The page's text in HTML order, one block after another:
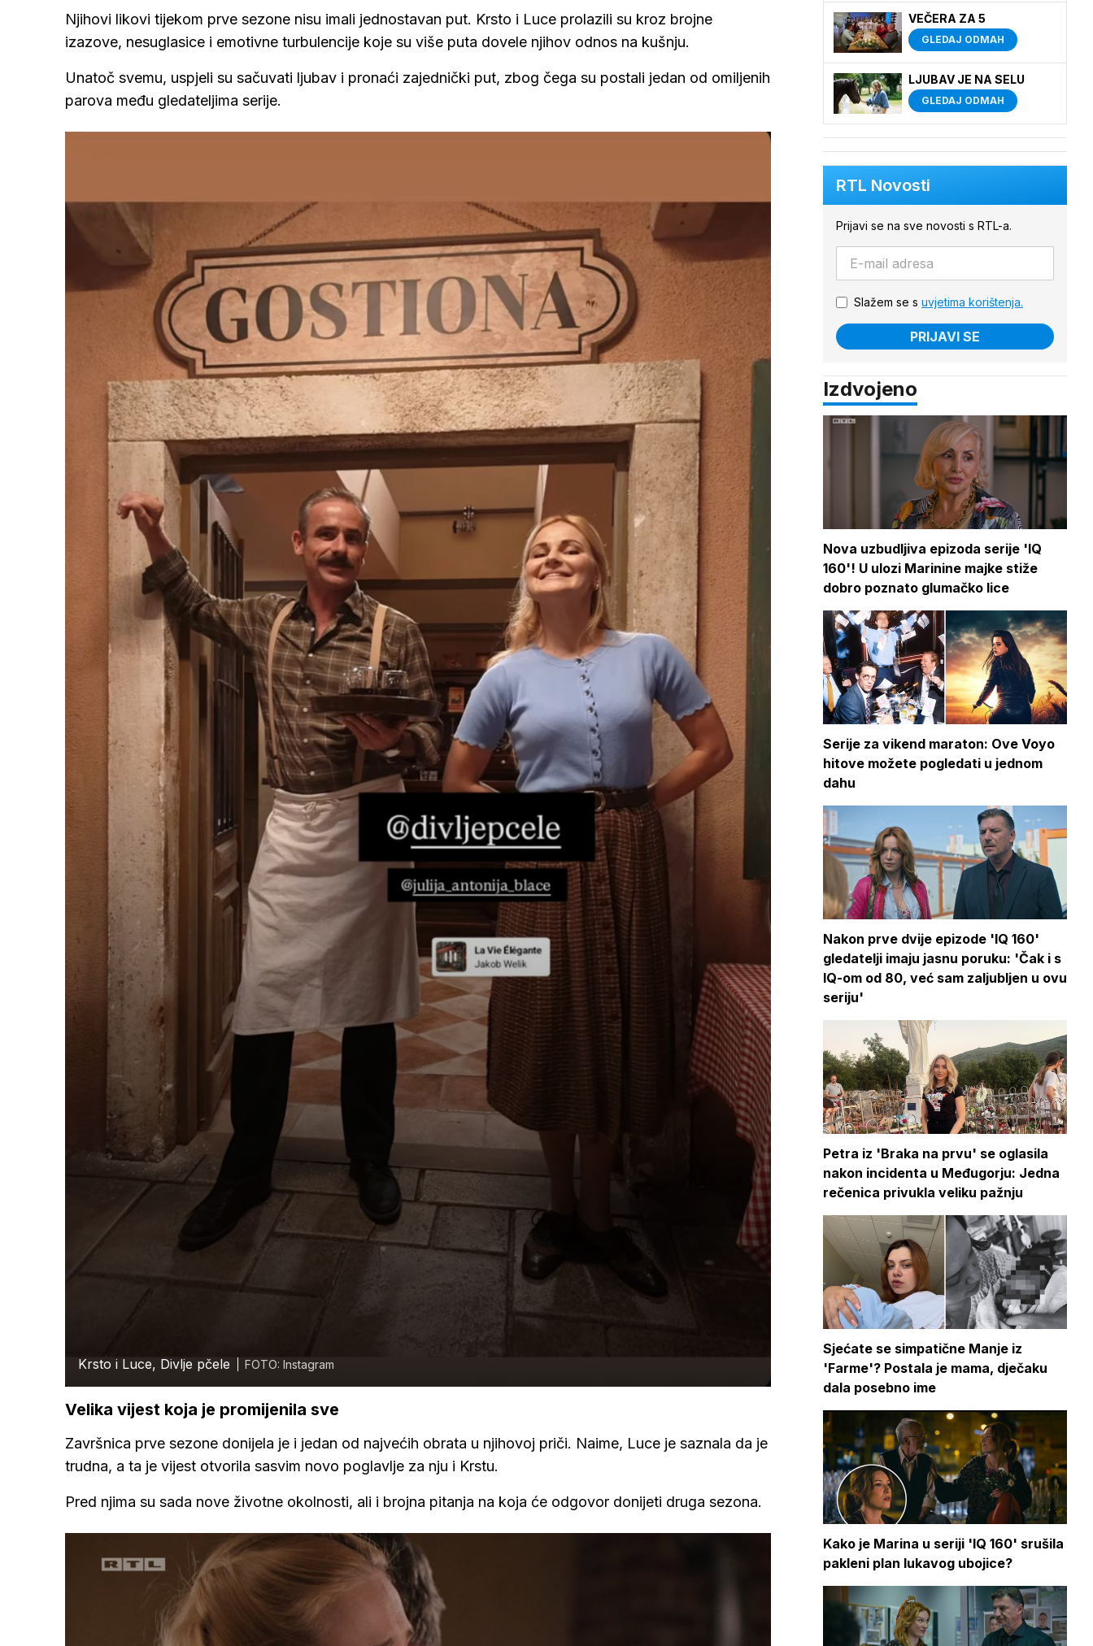
Njihovi likovi tijekom prve sezone nisu imali jednostavan put. Krsto i Luce prolazili su kroz brojne
izazove, nesuglasice i emotivne turbulencije koje su više puta dovele njihov odnos na kušnju.
Unatoč svemu, uspjeli su sačuvati ljubav i pronaći zajednički put, zbog čega su postali jedan od omiljenih
parova među gledateljima serije.
Krsto i Luce, Divlje pčele FOTO: Instagram
Velika vijest koja je promijenila sve
Završnica prve sezone donijela je i jedan od najvećih obrata u njihovoj priči. Naime, Luce je saznala da je
trudna, a ta je vijest otvorila sasvim novo poglavlje za nju i Krstu.
Pred njima su sada nove životne okolnosti, ali i brojna pitanja na koja će odgovor donijeti druga sezona.
VEČERA ZA 5
GLEDAJ ODMAH
LJUBAV JE NA SELU
GLEDAJ ODMAH
RTL Novosti
Prijavi se na sve novosti s RTL-a.
Slažem se s uvjetima korištenja.
PRIJAVI SE
Izdvojeno
Nova uzbudljiva epizoda serije 'IQ
160'! U ulozi Marinine majke stiže
dobro poznato glumačko lice
Serije za vikend maraton: Ove Voyo
hitove možete pogledati u jednom
dahu
Nakon prve dvije epizode 'IQ 160'
gledatelji imaju jasnu poruku: 'Čak i s
IQ-om od 80, već sam zaljubljen u ovu
seriju'
Petra iz 'Braka na prvu' se oglasila
nakon incidenta u Međugorju: Jedna
rečenica privukla veliku pažnju
Sjećate se simpatične Manje iz
'Farme'? Postala je mama, dječaku
dala posebno ime
Kako je Marina u seriji 'IQ 160' srušila
pakleni plan lukavog ubojice?